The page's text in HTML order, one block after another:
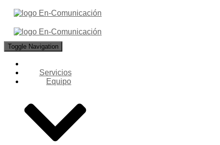
Toggle Navigation
Servicios
Equipo